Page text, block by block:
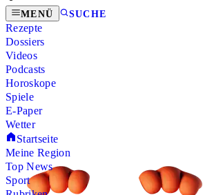
MENÜ SUCHE
Rezepte
Dossiers
Videos
Podcasts
Horoskope
Spiele
E-Paper
Wetter
Startseite
Meine Region
Top News
Sport